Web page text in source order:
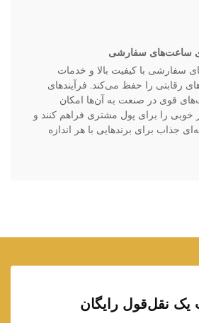
ساعت‌های سفارشی
سفارشی با کیفیت بالا و خدمات
رقابتی را حفظ می‌کند. فرآیندهای
قوی در صنعت به آن‌ها امکان
خوبی را برای پول مشتری فراهم کنند و
جذاب برای برندهایی با هر اندازه
یک نقل‌قول رایگان